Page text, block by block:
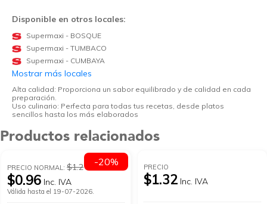
Disponible en otros locales:
Supermaxi - BOSQUE
Supermaxi - TUMBACO
Supermaxi - CUMBAYA
Mostrar más locales
Alta calidad: Proporciona un sabor equilibrado y de calidad en cada
preparación.
Uso culinario: Perfecta para todas tus recetas, desde platos
sencillos hasta los más elaborados
Productos relacionados
PRECIO NORMAL:$1.2
$0.96 Inc. IVA
Válida hasta el 19-07-2026.
-20% PRECIO
$1.32 Inc. IVA